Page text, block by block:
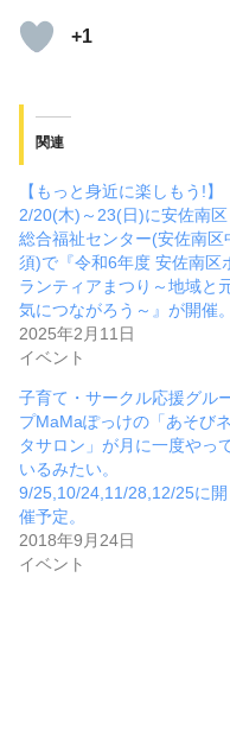
+1
関連
【もっと身近に楽しもう!】
2/20(木)～23(日)に安佐南区
総合福祉センター(安佐南区
須)で『令和6年度 安佐南区
ランティアまつり～地域と
気につながろう～』が開催。
2025年2月11日
イベント
子育て・サークル応援グル
プMaMaぽっけの「あそびネ
タサロン」が月に一度やっ
いるみたい。
9/25,10/24,11/28,12/25に開
催予定。
2018年9月24日
イベント